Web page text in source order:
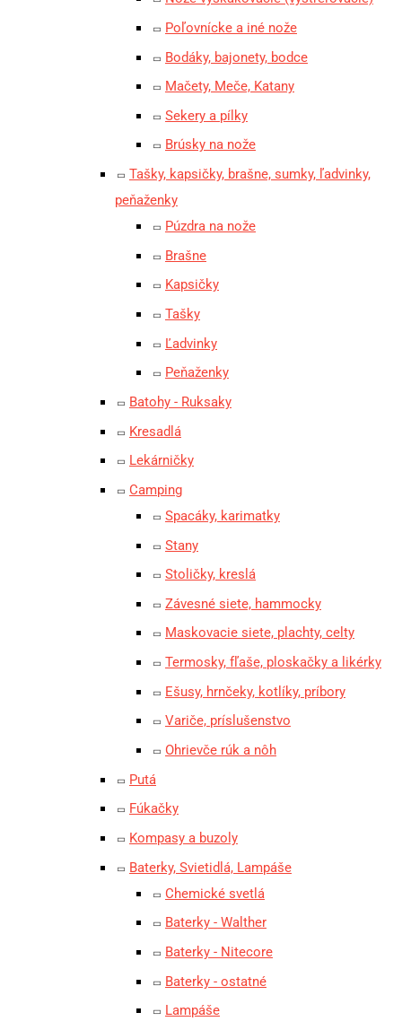
Poľovnícke a iné nože
Bodáky, bajonety, bodce
Mačety, Meče, Katany
Sekery a pílky
Brúsky na nože
Tašky, kapsičky, brašne, sumky, ľadvinky,
peňaženky
Púzdra na nože
Brašne
Kapsičky
Tašky
Ľadvinky
Peňaženky
Batohy - Ruksaky
Kresadlá
Lekárničky
Camping
Spacáky, karimatky
Stany
Stoličky, kreslá
Závesné siete, hammocky
Maskovacie siete, plachty, celty
Termosky, fľaše, ploskačky a likérky
Ešusy, hrnčeky, kotlíky, príbory
Variče, príslušenstvo
Ohrievče rúk a nôh
Putá
Fúkačky
Kompasy a buzoly
Baterky, Svietidlá, Lampáše
Chemické svetlá
Baterky - Walther
Baterky - Nitecore
Baterky - ostatné
Lampáše